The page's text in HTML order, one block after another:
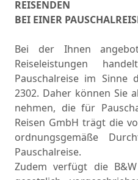
REISENDEN
BEI EINER
Bei der Ihnen
Reiseleistungen
Pauschalreise im Sinne
2302. Daher können Sie
nehmen, die für
Reisen GmbH trägt die
ordnungsgemäße
Pauschalreise.
Zudem verfügt die